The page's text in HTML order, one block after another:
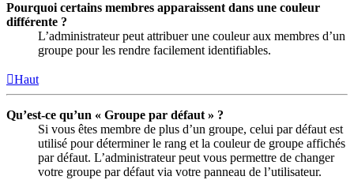
Pourquoi certains membres apparaissent dans une couleur
différente ?
L’administrateur peut attribuer une couleur aux membres d’un
groupe pour les rendre facilement identifiables.
Haut
Qu’est-ce qu’un « Groupe par défaut » ?
Si vous êtes membre de plus d’un groupe, celui par défaut est
utilisé pour déterminer le rang et la couleur de groupe affichés
par défaut. L’administrateur peut vous permettre de changer
votre groupe par défaut via votre panneau de l’utilisateur.